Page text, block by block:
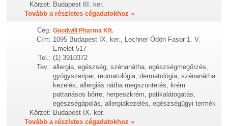
Körzet: Budapest III. ker.
Tovább a részletes cégadatokhoz »
Cég: Goodwill Pharma Kft.
Cím: 1095 Budapest IX. ker., Lechner Ödön Fasor 1. V.
Emelet 517
Tel.: (1) 3910372
Tev.: allergia, egészség, szénanátha, egészségmegőrzés,
gyógyszeripar, reumatológia, dermatológia, szénanátha
kezelés, allergiás nátha megszüntetés, krém
pattanásos bőrre, herpeszkrém, patikalátogatás,
egészségápolás, allergiakezelés, egészségügyi termék
Körzet: Budapest IX. ker.
Tovább a részletes cégadatokhoz »